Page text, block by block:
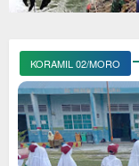
KORAMIL 02/MORO